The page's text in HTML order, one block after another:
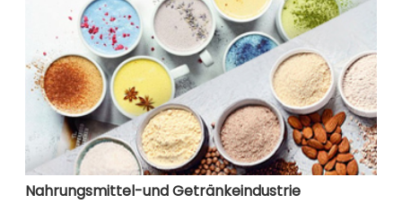
Nahrungsmittel-und Getränkeindustrie